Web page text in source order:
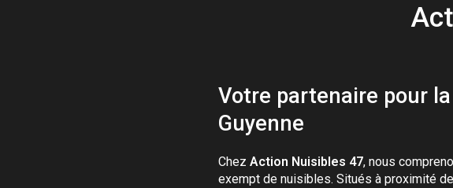
Votre partenaire pour
Guyenne
Chez Action Nuisibles 47, nous
exempt de nuisibles. Situés à proximité de